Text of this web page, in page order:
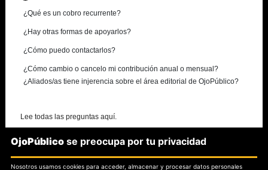
¿Qué es un cobro recurrente?
¿Hay otras formas de apoyarlos?
¿Cómo puedo contactarlos?
¿Cómo cambio o cancelo mi contribución anual o mensual?
¿Aliados/as tiene injerencia sobre el área editorial de OjoPúblico?
Lee todas las preguntas aquí.
¿Necesitas más información?
OjoPúblico se preocupa por tu privacidad
Nosotros usamos cookies para acceder, almacenar y procesar datos personales